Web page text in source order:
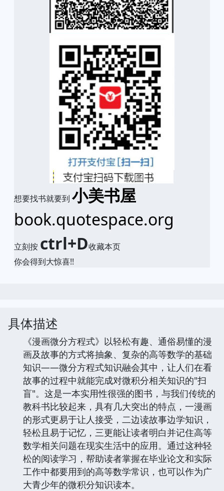
想要找书就要到 小美书屋
book.quotespace.org
立刻按 ctrl+D收藏本页
你会得到大惊喜!!
具体描述
《漫画微分方程式》以轻松有趣、通俗易懂的漫
画及故事的方式将抽象、复杂的高等数学的基础
知识――微分方程式知识融会其中，让人们在看
故事的过程中就能完成对微积分相关知识的"扫
盲"。这是一本实用性很强的图书，与我们传统的
教科书比较起来，具有几大突出的特点，一漫画
的形式更易于让人接受，二边读故事边学知识，
轻松且易于记忆，三更能让读者明白并记住高等
数学相关问题在现实生活中的应用。通过这种轻
松的阅读学习，帮助读者掌握在毕业论文和实际
工作中都要用到的高等数学常识，也可以作为广
大青少年的微积分知识读本。